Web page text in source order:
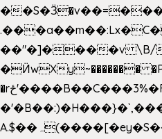
�
��"�]����v \B/
�ӤwXy~�������
�rځ'����B��C���3%�Fc�@���E'�U�-
A.$��ہ(����[�ey�S���|�?